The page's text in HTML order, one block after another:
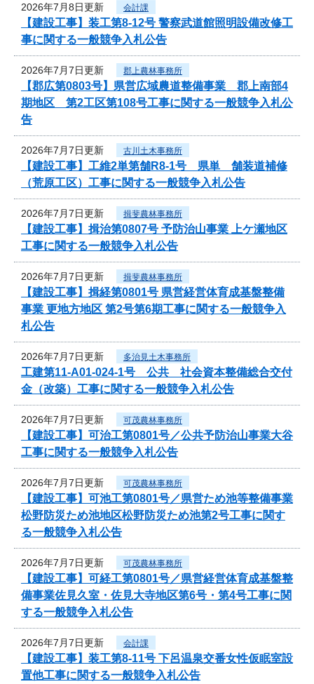
2026年7月8日更新 会計課
【建設工事】装工第8-12号 警察武道館照明設備改修工
事に関する一般競争入札公告
2026年7月7日更新 郡上農林事務所
【郡広第0803号】県営広域農道整備事業 郡上南部4
期地区 第2工区第108号工事に関する一般競争入札公
告
2026年7月7日更新 古川土木事務所
【建設工事】工維2単第舗R8-1号 県単 舗装道補修
（荒原工区）工事に関する一般競争入札公告
2026年7月7日更新 揖斐農林事務所
【建設工事】揖治第0807号 予防治山事業 上ケ瀬地区
工事に関する一般競争入札公告
2026年7月7日更新 揖斐農林事務所
【建設工事】揖経第0801号 県営経営体育成基盤整備
事業 更地方地区 第2号第6期工事に関する一般競争入
札公告
2026年7月7日更新 多治見土木事務所
工建第11-A01-024-1号 公共 社会資本整備総合交付
金（改築）工事に関する一般競争入札公告
2026年7月7日更新 可茂農林事務所
【建設工事】可治工第0801号／公共予防治山事業大谷
工事に関する一般競争入札公告
2026年7月7日更新 可茂農林事務所
【建設工事】可池工第0801号／県営ため池等整備事業
松野防災ため池地区松野防災ため池第2号工事に関す
る一般競争入札公告
2026年7月7日更新 可茂農林事務所
【建設工事】可経工第0801号／県営経営体育成基盤整
備事業佐見久室・佐見大寺地区第6号・第4号工事に関
する一般競争入札公告
2026年7月7日更新 会計課
【建設工事】装工第8-11号 下呂温泉交番女性仮眠室設
置他工事に関する一般競争入札公告